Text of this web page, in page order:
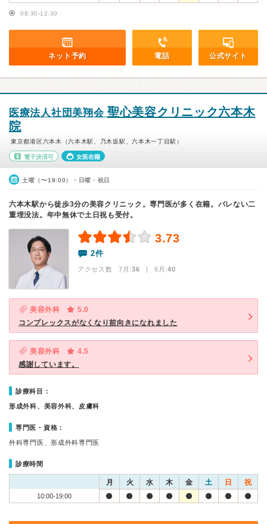
08:30-12:30
ネット予約 電話 公式サイト
医療法人社団美翔会 聖心美容クリニック六本木
院
東京都港区六本木（六本木駅、乃木坂駅、六本木一丁目駅）
電子決済可 女医在籍
土曜（〜19:00）・日曜・祝日
六本木駅から徒歩3分の美容クリニック。専門医が多く在籍。バレない二
重埋没法。年中無休で土日祝も受付。
3.73
2件
アクセス数 7月:36 | 6月:40
美容外科
5.0
コンプレックスがなくなり前向きになれました
美容外科
4.5
感謝しています。
診療科目：
形成外科、美容外科、皮膚科
専門医・資格：
外科専門医、形成外科専門医
診療時間
月 火 水 木 金 土 日 祝
10:00-19:00